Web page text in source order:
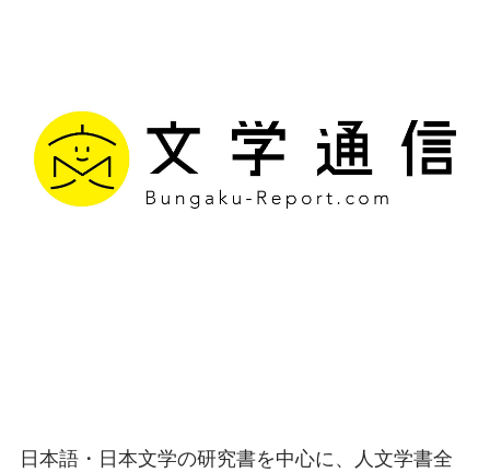
日本語・日本文学の研究書を中心に、人文学書全